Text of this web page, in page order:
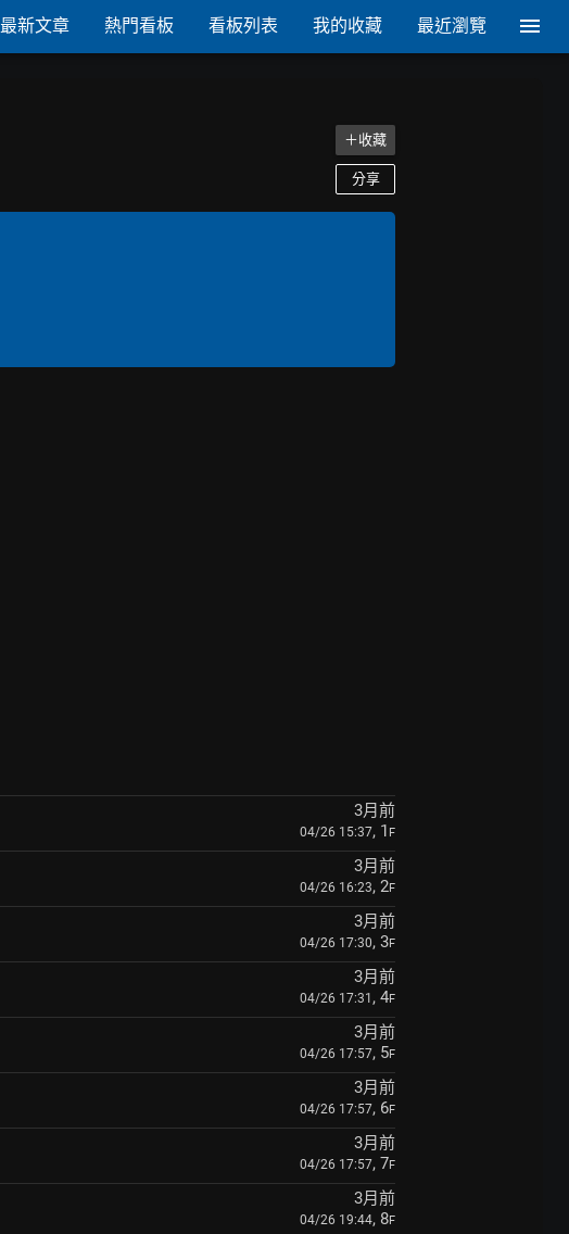
最新文章 熱門看板 看板列表 我的收藏 最近瀏覽
＋收藏
分享
3月前
04/26 15:37, 1 F
3月前
04/26 16:23, 2F
3月前
04/26 17:30, 3F
3月前
04/26 17:31 , 4F
3月前
04/26 17:57, 5F
3月前
04/26 17:57, 6F
3月前
04/26 17:57, 7F
3月前
04/26 19:44, 8F